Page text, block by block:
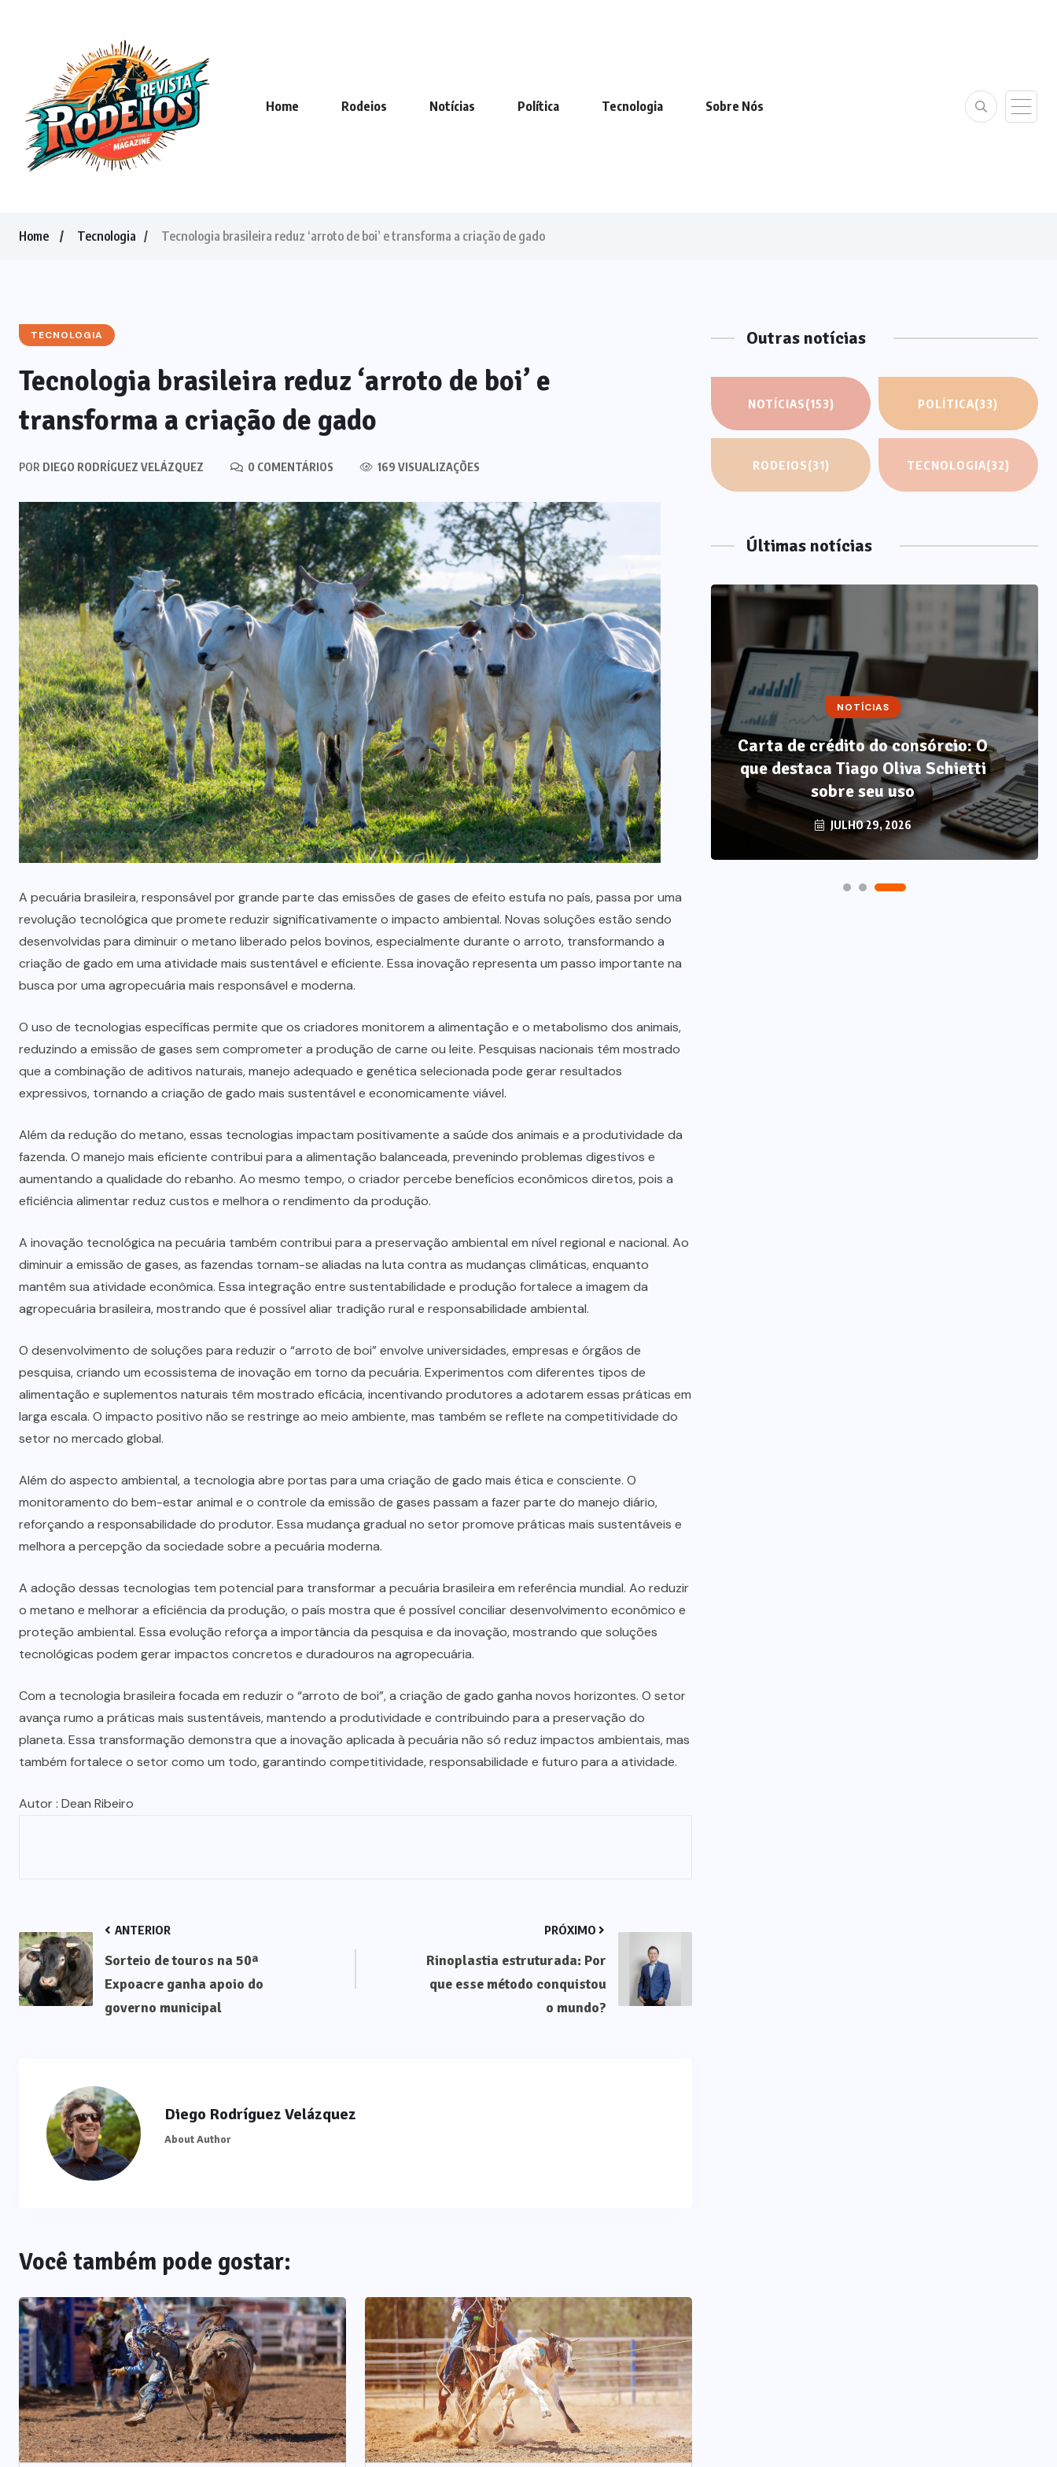
Home Rodeios Notícias Política Tecnologia Sobre Nós
Home Tecnologia Tecnologia brasileira reduz ‘arroto de boi’ e transforma a criação de gado
TECNOLOGIA
Tecnologia brasileira reduz ‘arroto de boi’ e
transforma a criação de gado
POR DIEGO RODRÍGUEZ VELÁZQUEZ 0 COMENTÁRIOS 169 VISUALIZAÇÕES
A pecuária brasileira, responsável por grande parte das emissões de gases de efeito estufa no país, passa por uma
revolução tecnológica que promete reduzir significativamente o impacto ambiental. Novas soluções estão sendo
desenvolvidas para diminuir o metano liberado pelos bovinos, especialmente durante o arroto, transformando a
criação de gado em uma atividade mais sustentável e eficiente. Essa inovação representa um passo importante na
busca por uma agropecuária mais responsável e moderna.
O uso de tecnologias específicas permite que os criadores monitorem a alimentação e o metabolismo dos animais,
reduzindo a emissão de gases sem comprometer a produção de carne ou leite. Pesquisas nacionais têm mostrado
que a combinação de aditivos naturais, manejo adequado e genética selecionada pode gerar resultados
expressivos, tornando a criação de gado mais sustentável e economicamente viável.
Além da redução do metano, essas tecnologias impactam positivamente a saúde dos animais e a produtividade da
fazenda. O manejo mais eficiente contribui para a alimentação balanceada, prevenindo problemas digestivos e
aumentando a qualidade do rebanho. Ao mesmo tempo, o criador percebe benefícios econômicos diretos, pois a
eficiência alimentar reduz custos e melhora o rendimento da produção.
A inovação tecnológica na pecuária também contribui para a preservação ambiental em nível regional e nacional. Ao
diminuir a emissão de gases, as fazendas tornam-se aliadas na luta contra as mudanças climáticas, enquanto
mantêm sua atividade econômica. Essa integração entre sustentabilidade e produção fortalece a imagem da
agropecuária brasileira, mostrando que é possível aliar tradição rural e responsabilidade ambiental.
O desenvolvimento de soluções para reduzir o “arroto de boi” envolve universidades, empresas e órgãos de
pesquisa, criando um ecossistema de inovação em torno da pecuária. Experimentos com diferentes tipos de
alimentação e suplementos naturais têm mostrado eficácia, incentivando produtores a adotarem essas práticas em
larga escala. O impacto positivo não se restringe ao meio ambiente, mas também se reflete na competitividade do
setor no mercado global.
Além do aspecto ambiental, a tecnologia abre portas para uma criação de gado mais ética e consciente. O
monitoramento do bem-estar animal e o controle da emissão de gases passam a fazer parte do manejo diário,
reforçando a responsabilidade do produtor. Essa mudança gradual no setor promove práticas mais sustentáveis e
melhora a percepção da sociedade sobre a pecuária moderna.
A adoção dessas tecnologias tem potencial para transformar a pecuária brasileira em referência mundial. Ao reduzir
o metano e melhorar a eficiência da produção, o país mostra que é possível conciliar desenvolvimento econômico e
proteção ambiental. Essa evolução reforça a importância da pesquisa e da inovação, mostrando que soluções
tecnológicas podem gerar impactos concretos e duradouros na agropecuária.
Com a tecnologia brasileira focada em reduzir o “arroto de boi”, a criação de gado ganha novos horizontes. O setor
avança rumo a práticas mais sustentáveis, mantendo a produtividade e contribuindo para a preservação do
planeta. Essa transformação demonstra que a inovação aplicada à pecuária não só reduz impactos ambientais, mas
também fortalece o setor como um todo, garantindo competitividade, responsabilidade e futuro para a atividade.
Autor : Dean Ribeiro
ANTERIOR
Sorteio de touros na 50ª
Expoacre ganha apoio do
governo municipal
PRÓXIMO
Rinoplastia estruturada: Por
que esse método conquistou
o mundo?
Diego Rodríguez Velázquez
About Author
Você também pode gostar:
Outras notícias
NOTÍCIAS(153) POLÍTICA(33)
RODEIOS(31) TECNOLOGIA(32)
Últimas notícias
NOTÍCIAS
IA generativa na educação: por
que professores estão divididos
entre novas possibilidades e
novos riscos em sala de aula,
segundo Sigma Educação
AGOSTO 4, 2026
NOTÍCIAS
Carta de crédito do consórcio: O
que destaca Tiago Oliva Schietti
sobre seu uso
JULHO 29, 2026
NOTÍCIAS
Método LP: por que autonomia
alimentar é o único resultado
que não regride?
AGOSTO 7, 2026